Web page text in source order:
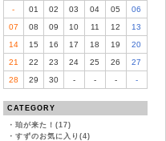
-
01 02 03 04 05
06
07
08 09 10 11 12
13
14
15 16 17 18 19
20
21
22 23 24 25 26
27
28
29 30 - - - -
CATEGORY
・ 珀が来た！(17)
・ すずのお気に入り(4)